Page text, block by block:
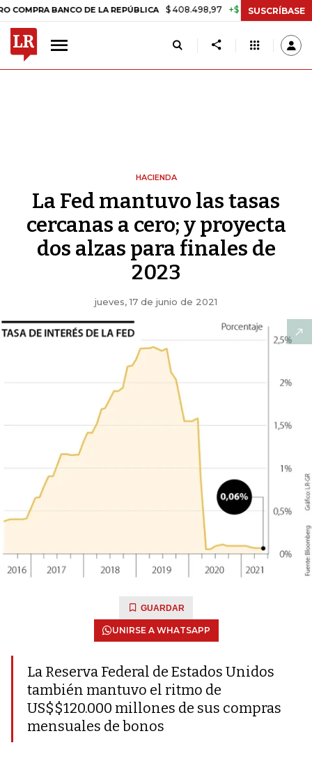
BANCO DE LA REPÚBLICA $ 408.498,97 +$ 8.753,81 +2,19%
SUSCRÍBASE
HACIENDA
La Fed mantuvo las tasas
cercanas a cero; y proyecta
dos alzas para finales de
2023
jueves, 17 de junio de 2021
GUARDAR
UNIRSE A WHATSAPP
La Reserva Federal de Estados Unidos
también mantuvo el ritmo de
US$$120.000 millones de sus compras
mensuales de bonos